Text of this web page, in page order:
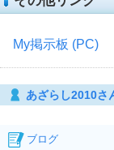
My掲示板 (PC)
あざらし2010さ
ブログ